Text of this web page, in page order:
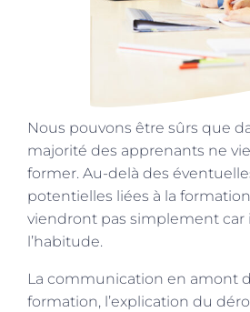
Nous pouvons être sûrs que
majorité des apprenants ne
former. Au-delà des
potentielles liées à la
viendront pas simplement car
l’habitude.
La communication en amont
formation, l’explication du